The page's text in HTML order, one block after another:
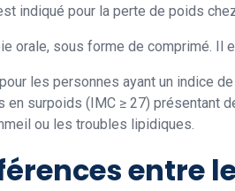
indiqué pour la perte de poids
orale, sous forme de comprimé. Il
les personnes ayant un indice
en surpoids (IMC ≥ 27)
ou les troubles lipidiques.
entre